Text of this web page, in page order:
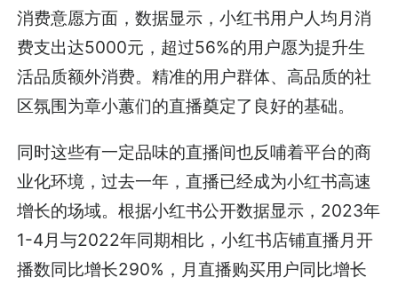
消费意愿方面，数据显示，小红书用户人均月消
费支出达5000元，超过56%的用户愿为提升生
活品质额外消费。精准的用户群体、高品质的社
区氛围为章小蕙们的直播奠定了良好的基础。
同时这些有一定品味的直播间也反哺着平台的商
业化环境，过去一年，直播已经成为小红书高速
增长的场域。根据小红书公开数据显示，2023年
1-4月与2022年同期相比，小红书店铺直播月开
播数同比增长290%，月直播购买用户同比增长